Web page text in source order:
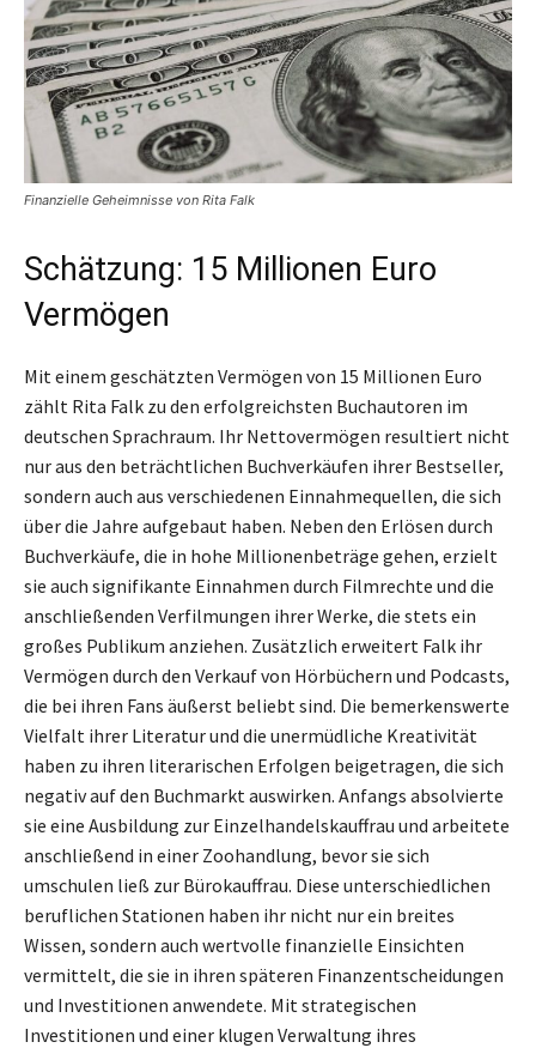
Finanzielle Geheimnisse von Rita Falk
Schätzung: 15 Millionen Euro
Vermögen
Mit einem geschätzten Vermögen von 15 Millionen Euro
zählt Rita Falk zu den erfolgreichsten Buchautoren im
deutschen Sprachraum. Ihr Nettovermögen resultiert nicht
nur aus den beträchtlichen Buchverkäufen ihrer Bestseller,
sondern auch aus verschiedenen Einnahmequellen, die sich
über die Jahre aufgebaut haben. Neben den Erlösen durch
Buchverkäufe, die in hohe Millionenbeträge gehen, erzielt
sie auch signifikante Einnahmen durch Filmrechte und die
anschließenden Verfilmungen ihrer Werke, die stets ein
großes Publikum anziehen. Zusätzlich erweitert Falk ihr
Vermögen durch den Verkauf von Hörbüchern und Podcasts,
die bei ihren Fans äußerst beliebt sind. Die bemerkenswerte
Vielfalt ihrer Literatur und die unermüdliche Kreativität
haben zu ihren literarischen Erfolgen beigetragen, die sich
negativ auf den Buchmarkt auswirken. Anfangs absolvierte
sie eine Ausbildung zur Einzelhandelskauffrau und arbeitete
anschließend in einer Zoohandlung, bevor sie sich
umschulen ließ zur Bürokauffrau. Diese unterschiedlichen
beruflichen Stationen haben ihr nicht nur ein breites
Wissen, sondern auch wertvolle finanzielle Einsichten
vermittelt, die sie in ihren späteren Finanzentscheidungen
und Investitionen anwendete. Mit strategischen
Investitionen und einer klugen Verwaltung ihres